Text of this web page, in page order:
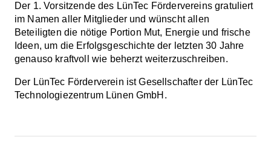
Der 1. Vorsitzende des LünTec Fördervereins gratuliert
im Namen aller Mitglieder und wünscht allen
Beteiligten die nötige Portion Mut, Energie und frische
Ideen, um die Erfolgsgeschichte der letzten 30 Jahre
genauso kraftvoll wie beherzt weiterzuschreiben.
Der LünTec Förderverein ist Gesellschafter der LünTec
Technologiezentrum Lünen GmbH.